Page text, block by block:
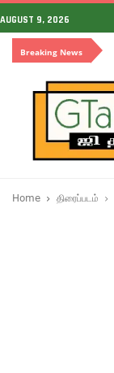
AUGUST 9, 2026
Breaking News
Home திரைப்படம்